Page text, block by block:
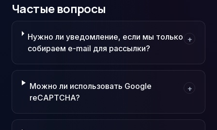
Частые вопросы
Нужно ли уведомление, если мы только
собираем e-mail для рассылки?
+
Можно ли использовать Google
reCAPTCHA?
+